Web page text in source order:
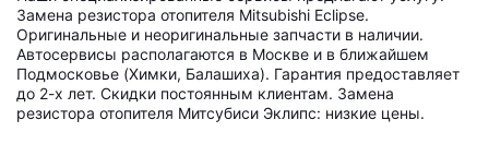
Замена резистора отопителя Mitsubishi Eclipse.
Оригинальные и неоригинальные запчасти в наличии.
Автосервисы располагаются в Москве и в ближайшем
Подмосковье (Химки, Балашиха). Гарантия предоставляет
до 2-х лет. Скидки постоянным клиентам. Замена
резистора отопителя Митсубиси Эклипс: низкие цены.